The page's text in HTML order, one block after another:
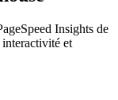
Insights de
et